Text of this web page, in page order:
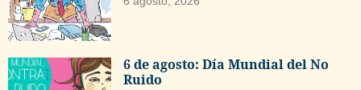
6 de agosto: Día Mundial del No
Ruido